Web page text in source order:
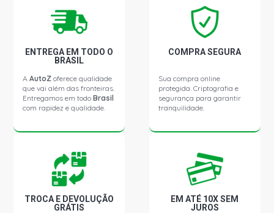
ENTREGA EM TODO O
BRASIL
AAutoZ oferece qualidade
que vai além das fronteiras.
Entregamos em todoBrasil
com rapidez e qualidade.
COMPRA SEGURA
Sua compra online
protegida. Criptografia e
segurança para garantir
tranquilidade.
TROCA E DEVOLUÇÃO
GRÁTIS
EM ATÉ 10X SEM
JUROS